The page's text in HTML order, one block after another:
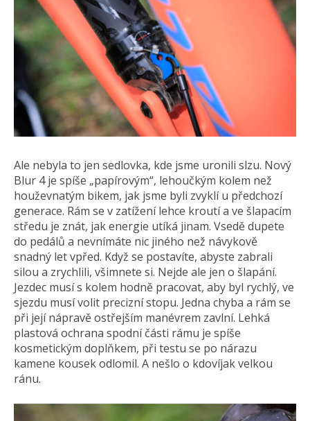
Ale nebyla to jen sedlovka, kde jsme uronili slzu. Nový
Blur 4 je spíše „papírovým“, lehoučkým kolem než
houževnatým bikem, jak jsme byli zvyklí u předchozí
generace. Rám se v zatížení lehce kroutí a ve šlapacím
středu je znát, jak energie utíká jinam. Vsedě dupete
do pedálů a nevnímáte nic jiného než návykově
snadný let vpřed. Když se postavíte, abyste zabrali
silou a zrychlili, všimnete si. Nejde ale jen o šlapání.
Jezdec musí s kolem hodně pracovat, aby byl rychlý, ve
sjezdu musí volit precizní stopu. Jedna chyba a rám se
při její nápravě ostřejším manévrem zavlní. Lehká
plastová ochrana spodní části rámu je spíše
kosmetickým doplňkem, při testu se po nárazu
kamene kousek odlomil. A nešlo o kdovíjak velkou
ránu.